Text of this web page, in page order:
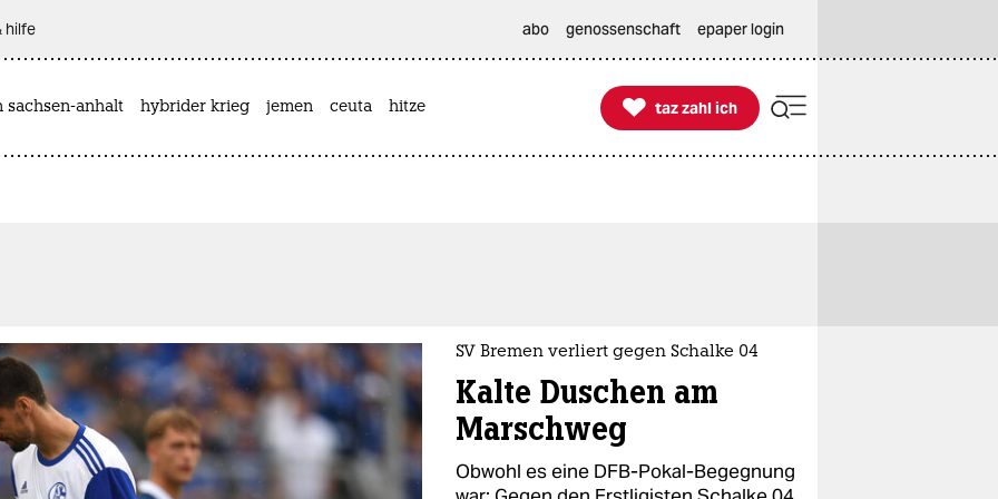
hilfe abo genossenschaft epaper login
sachsen-anhalt hybrider krieg jemen ceuta hitze 
taz zahl ich
taz zahl ich
SV Bremen verliert gegen Schalke 04
Kalte Duschen am
Marschweg
Obwohl es eine DFB-Pokal-Begegnung